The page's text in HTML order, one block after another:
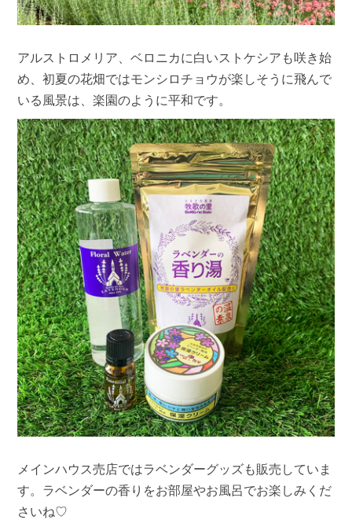
アルストロメリア、ベロニカに白いストケシアも咲き始
め、初夏の花畑ではモンシロチョウが楽しそうに飛んで
いる風景は、楽園のように平和です。
メインハウス売店ではラベンダーグッズも販売していま
す。ラベンダーの香りをお部屋やお風呂でお楽しみくだ
さいね♡